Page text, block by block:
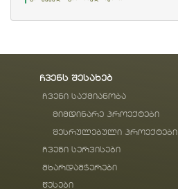
ჩვენს შესახებ
ჩვენი საქმიანობა
მიმდინარე პროექტები
შესრულებული პროექტები
ჩვენი სერვისები
მხარდამჭერები
წესები